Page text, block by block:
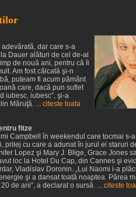
dar care s-a
Dauer alături de cel de-al
de nouă ani, pentru că îi
Am fost călcată şi-n
puteam fi acum pământ
care, dacă pun suflet
iubesc, iubesc”, şi-a
Măruţă. ... citeste toata
fitze
Campbell în weekendul care tocmai s-
prilej cu care a adunat în jurul ei staruri
Lopez şi Mary J. Blige, Grace Jones
loc la Hotel Du Cap, din Cannes şi
Vladislav Doronin. „Lui Naomi i-a
şi a dansat toată noaptea. Părea
de ani”, a declarat o sursă. ... citeste